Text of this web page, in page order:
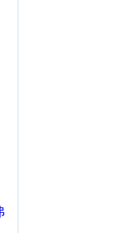
踪
和使用感受！
和使用感受！
星